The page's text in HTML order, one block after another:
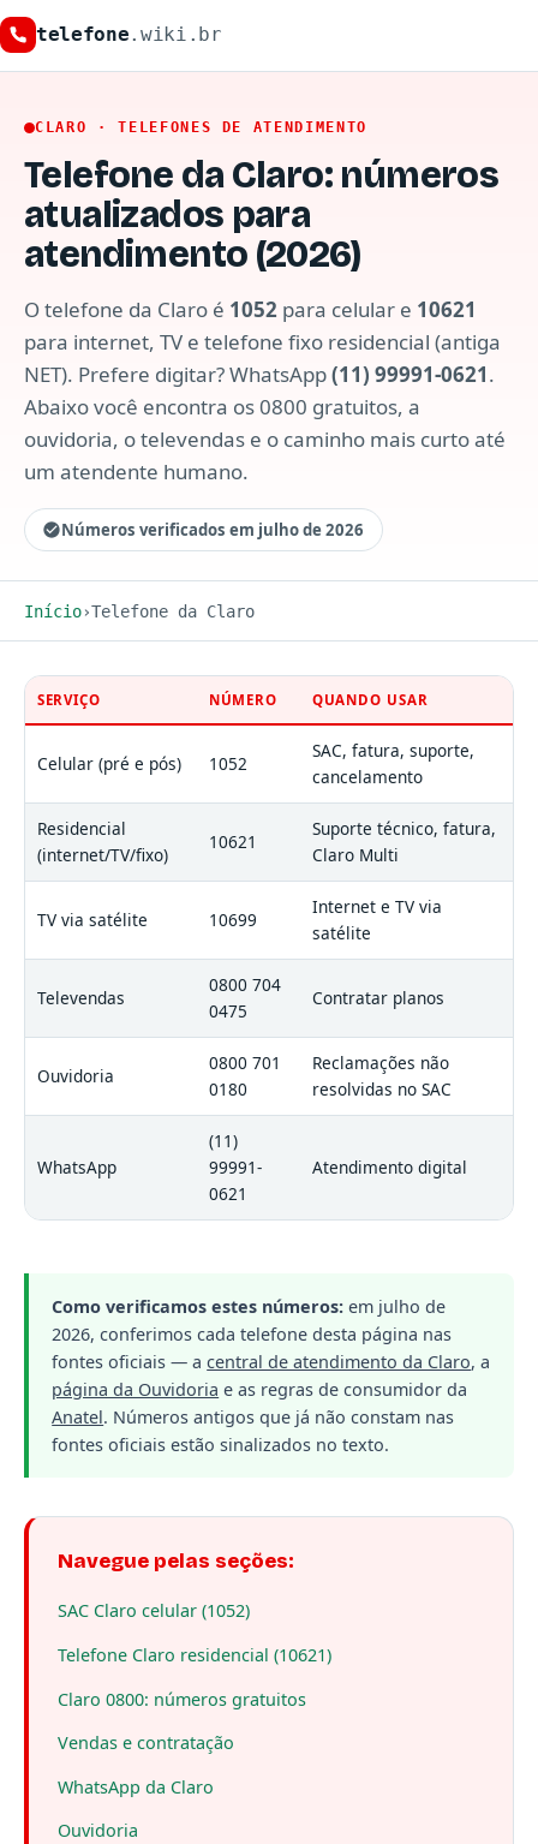
telefone.wiki.br
CLARO · TELEFONES DE ATENDIMENTO
Telefone da Claro: números
atualizados para
atendimento (2026)
O telefone da Claro é 1052 para celular e 10621
para internet, TV e telefone fixo residencial (antiga
NET). Prefere digitar? WhatsApp(11) 99991-0621.
Abaixo você encontra os 0800 gratuitos, a
ouvidoria, o televendas e o caminho mais curto até
um atendente humano.
Números verificados em julho de 2026
Início Telefone da Claro
SERVIÇO NÚMERO QUANDO USAR
Celular (pré e pós) 1052
SAC, fatura, suporte,
cancelamento
Residencial
(internet/TV/fixo)
10621
Suporte técnico, fatura,
Claro Multi
TV via satélite 10699
Internet e TV via
satélite
Televendas
0800 704
0475
Contratar planos
Ouvidoria
0800 701
0180
Reclamações não
resolvidas no SAC
WhatsApp
(11)
99991-
0621
Atendimento digital
Como verificamos estes números: em julho de
2026, conferimos cada telefone desta página nas
fontes oficiais — acentral de atendimento da Claro, a
página da Ouvidoria e as regras de consumidor da
Anatel. Números antigos que já não constam nas
fontes oficiais estão sinalizados no texto.
Navegue pelas seções:
SAC Claro celular (1052)
Telefone Claro residencial (10621)
Claro 0800: números gratuitos
Vendas e contratação
WhatsApp da Claro
Ouvidoria